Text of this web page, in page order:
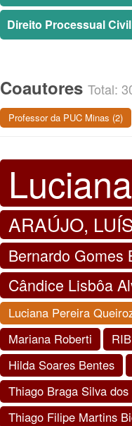
Direito Processual Civil
Coautores Total:
Professor da PUC Minas (2)
ARAÚJO,
Bernardo Gomes
Cândice Lisbôa
Luciana Pereira
Mariana Roberti
Hilda Soares Bentes
Thiago Braga Silva
Thiago Filipe Martins